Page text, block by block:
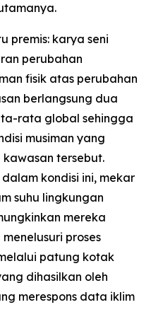
premis: karya seni
perubahan
fisik atas perubahan
berlangsung dua
rata global sehingga
musiman yang
tersebut.
kondisi ini, mekar
suhu lingkungan
mereka
proses
patung kotak
dihasilkan oleh
merespons data iklim